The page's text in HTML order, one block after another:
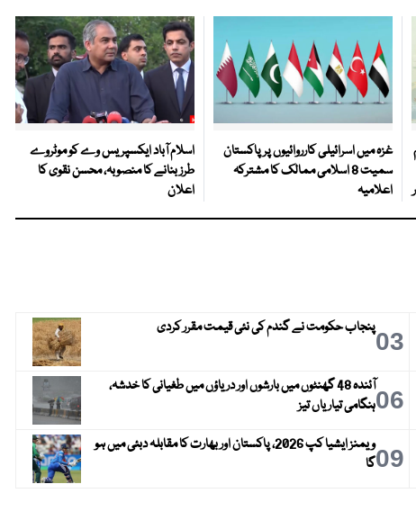
غزہ میں اسرائیلی کارروائیوں پر پاکستان
سمیت 8 اسلامی ممالک کا مشترکہ
اعلامیہ
اسلام آباد ایکسپریس وے کو موٹروے
طرز بنانے کا منصوبہ، محسن نقوی کا
اعلان
03پنجاب حکومت نے گندم کی نئی قیمت مقرر کردی
06
آئندہ 48 گھنٹوں میں بارشوں اور دریاؤں میں طغیانی کا خدشہ،
ہنگامی تیاریاں تیز
09
ویمنز ایشیا کپ 2026، پاکستان اور بھارت کا مقابلہ دبئی میں ہو
گا